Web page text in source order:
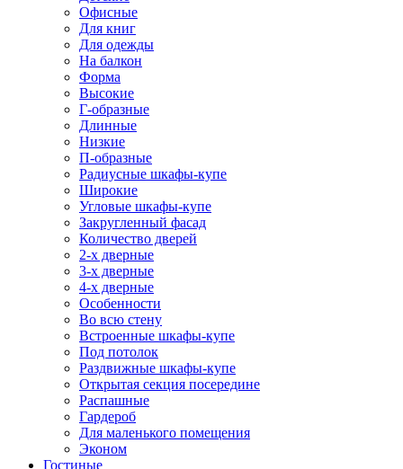
Офисные
Для книг
Для одежды
На балкон
Форма
Высокие
Г-образные
Длинные
Низкие
П-образные
Радиусные шкафы-купе
Широкие
Угловые шкафы-купе
Закругленный фасад
Количество дверей
2-х дверные
3-х дверные
4-х дверные
Особенности
Во всю стену
Встроенные шкафы-купе
Под потолок
Раздвижные шкафы-купе
Открытая секция посередине
Распашные
Гардероб
Для маленького помещения
Эконом
Гостиные